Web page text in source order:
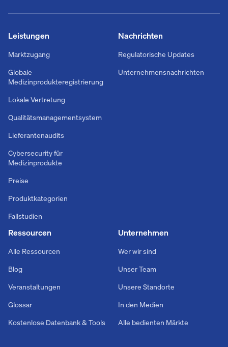
Nachrichten
Regulatorische Updates
Unternehmensnachrichten
Leistungen
Marktzugang
Globale
Medizinprodukteregistrierung
Lokale Vertretung
Qualitätsmanagementsystem
Lieferantenaudits
Cybersecurity für
Medizinprodukte
Preise
Produktkategorien
Fallstudien
Ressourcen
Alle Ressourcen
Blog
Veranstaltungen
Glossar
Kostenlose Datenbank & Tools
Unternehmen
Wer wir sind
Unser Team
Unsere Standorte
In den Medien
Alle bedienten Märkte